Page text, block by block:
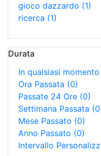
gioco dazzardo (1)
ricerca (1)
Durata
In qualsiasi momento
Ora Passata (0)
Passate 24 Ore (0)
Settimana Passata
Mese Passato (0)
Anno Passato (0)
Intervallo